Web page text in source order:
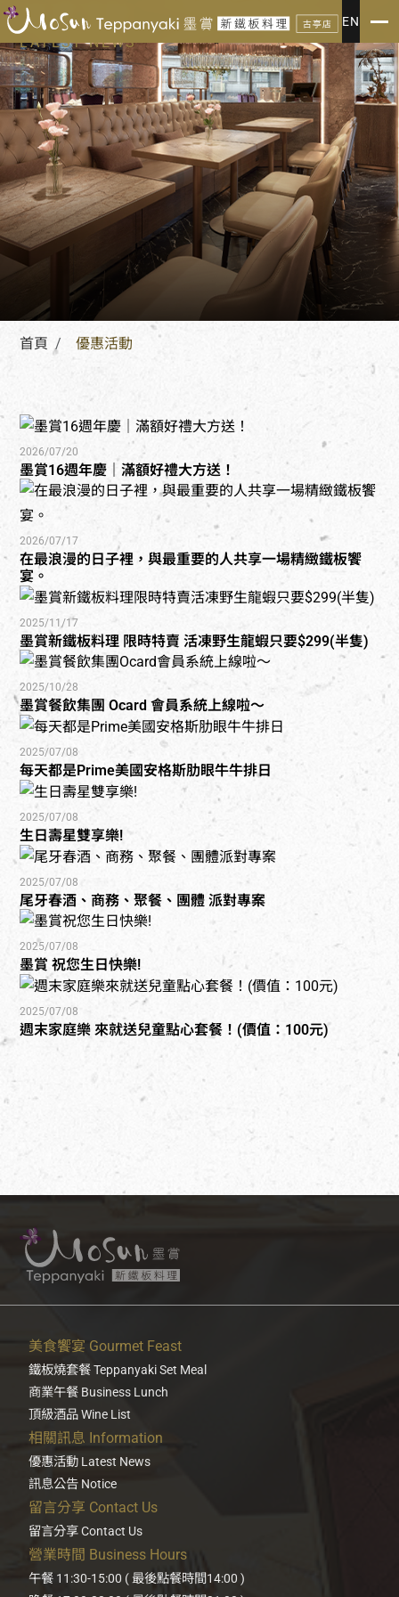
EN
優惠活動
LATEST NEWS
首頁 優惠活動
2026/07/20
墨賞16週年慶｜滿額好禮大方送！
2026/07/17
在最浪漫的日子裡，與最重要的人共享一場精緻鐵板饗
宴。
2025/11/17
墨賞新鐵板料理 限時特賣 活凍野生龍蝦只要$299(半隻)
2025/10/28
墨賞餐飲集團 Ocard 會員系統上線啦～
2025/07/08
每天都是Prime美國安格斯肋眼牛牛排日
2025/07/08
生日壽星雙享樂!
2025/07/08
尾牙春酒、商務、聚餐、團體 派對專案
2025/07/08
墨賞 祝您生日快樂!
2025/07/08
週末家庭樂 來就送兒童點心套餐！(價值：100元)
美食饗宴 Gourmet Feast
鐵板燒套餐 Teppanyaki Set Meal
商業午餐 Business Lunch
頂級酒品 Wine List
相關訊息 Information
優惠活動 Latest News
訊息公告 Notice
留言分享 Contact Us
留言分享 Contact Us
營業時間 Business Hours
午餐 11:30-15:00 ( 最後點餐時間14:00 )